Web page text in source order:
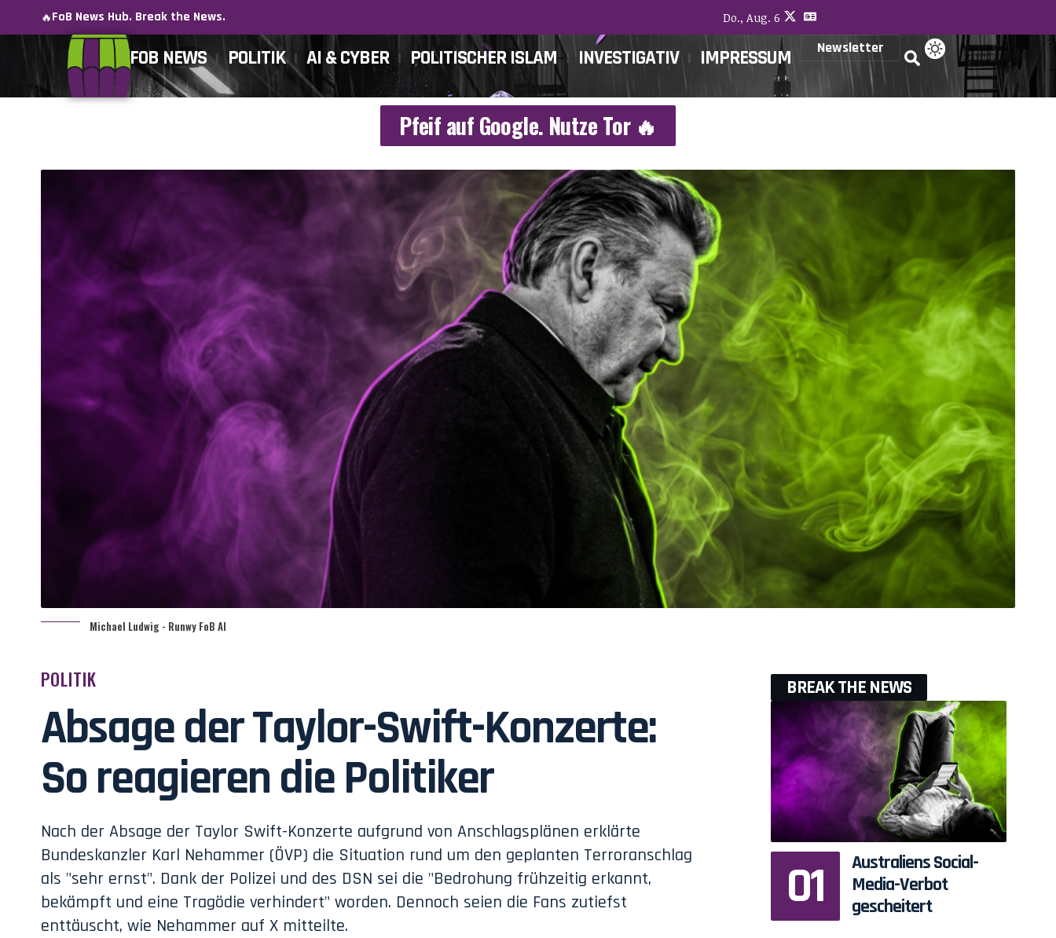
🔥FoB News Hub. Break the News. Do., Aug. 6
FOB NEWS POLITIK AI & CYBER POLITISCHER ISLAM INVESTIGATIV IMPRESSUM Newsletter
Pfeif auf Google. Nutze Tor 🔥
Michael Ludwig - Runwy FoB AI
POLITIK
Absage der Taylor-Swift-Konzerte:
So reagieren die Politiker
Nach der Absage der Taylor Swift-Konzerte aufgrund von Anschlagsplänen erklärte
Bundeskanzler Karl Nehammer (ÖVP) die Situation rund um den geplanten Terroranschlag
als "sehr ernst". Dank der Polizei und des DSN sei die "Bedrohung frühzeitig erkannt,
bekämpft und eine Tragödie verhindert" worden. Dennoch seien die Fans zutiefst
enttäuscht, wie Nehammer auf X mitteilte.
BREAK THE NEWS
Australiens Social-
Media-Verbot
gescheitert